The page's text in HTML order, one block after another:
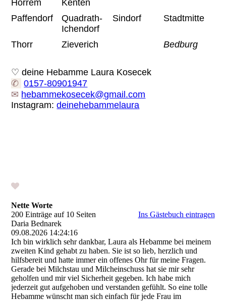
Horrem
Kenten
Paffendorf
Quadrath-
Ichendorf
Sindorf Stadtmitte
Thorr Zieverich Bedburg
♡ deine Hebamme Laura Kosecek
✆ 0157-80901947
✉ hebammekosecek@gmail.com
Instagram:deinehebammelaura
Nette Worte
200 Einträge auf 10 Seiten
Ins Gästebuch eintragen
Daria Bednarek
09.08.2026 14:24:16
Ich bin wirklich sehr dankbar, Laura als Hebamme bei meinem
zweiten Kind gehabt zu haben. Sie ist so lieb, herzlich und
hilfsbereit und hatte immer ein offenes Ohr für meine Fragen.
Gerade bei Milchstau und Milcheinschuss hat sie mir sehr
geholfen und mir viel Sicherheit gegeben. Ich habe mich
jederzeit gut aufgehoben und verstanden gefühlt. So eine tolle
Hebamme wünscht man sich einfach für jede Frau im